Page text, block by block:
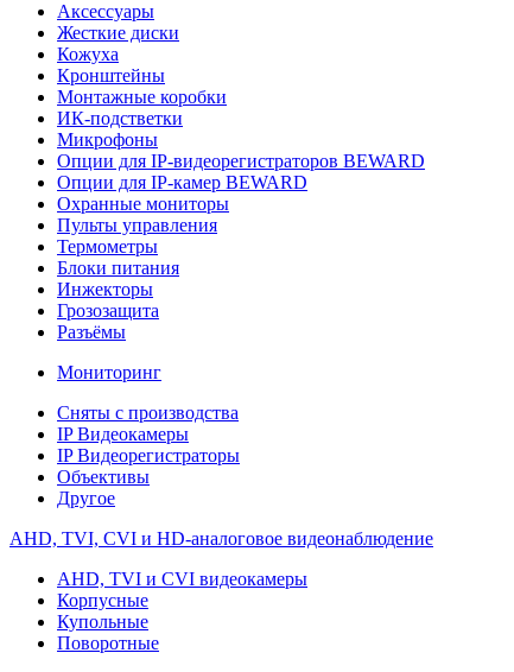
Аксессуары
Жесткие диски
Кожуха
Кронштейны
Монтажные коробки
ИК-подстветки
Микрофоны
Опции для IP-видеорегистраторов BEWARD
Опции для IP-камер BEWARD
Охранные мониторы
Пульты управления
Термометры
Блоки питания
Инжекторы
Грозозащита
Разъёмы
Мониторинг
Сняты с производства
IP Видеокамеры
IP Видеорегистраторы
Объективы
Другое
AHD, TVI, CVI и HD-аналоговое видеонаблюдение
AHD, TVI и CVI видеокамеры
Корпусные
Купольные
Поворотные